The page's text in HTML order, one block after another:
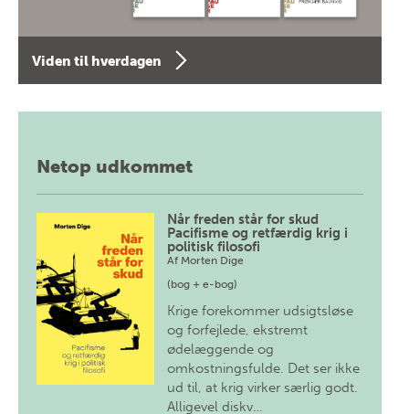
Viden til hverdagen
Netop udkommet
Når freden står for skud
Pacifisme og retfærdig krig i
politisk filosofi
Af Morten Dige
(bog + e-bog)
Krige forekommer udsigtsløse
og forfejlede, ekstremt
ødelæggende og
omkostningsfulde. Det ser ikke
ud til, at krig virker særlig godt.
Alligevel diskv…